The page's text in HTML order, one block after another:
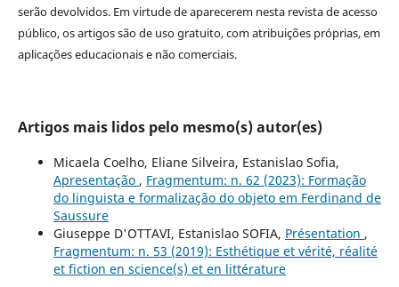
serão devolvidos. Em virtude de aparecerem nesta revista de acesso
público, os artigos são de uso gratuito, com atribuições próprias, em
aplicações educacionais e não comerciais.
Artigos mais lidos pelo mesmo(s) autor(es)
Micaela Coelho, Eliane Silveira, Estanislao Sofia,
Apresentação , Fragmentum: n. 62 (2023): Formação
do linguista e formalização do objeto em Ferdinand de
Saussure
Giuseppe D'OTTAVI, Estanislao SOFIA, Présentation ,
Fragmentum: n. 53 (2019): Esthétique et vérité, réalité
et fiction en science(s) et en littérature